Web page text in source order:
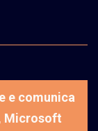
e comunica
Microsoft